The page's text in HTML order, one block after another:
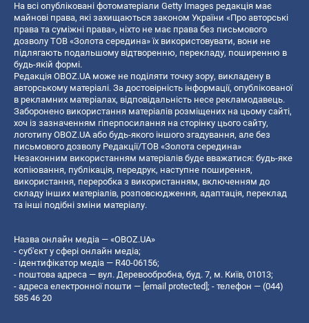
На всі опубліковані фотоматеріали Getty Images редакція має
майнові права, які захищаються законом України «Про авторські
права та суміжні права», ніхто не має права без письмового
дозволу ТОВ «Золота середина» їх використовувати, вони не
підлягають подальшому відтворенню, перекладу, поширенню в
будь-якій формі.
Редакція OBOZ.UA може не поділяти точку зору, викладену в
авторському матеріалі. За достовірність інформації, опублікованої
в рекламних матеріалах, відповідальність несе рекламодавець.
Заборонено використання матеріалів розміщених на цьому сайті,
хоч із зазначенням гіперпосилання на сторінку цього сайту,
логотипу OBOZ.UA або будь-якого іншого згадування, але без
письмового дозволу Редакції/ТОВ «Золота середина»
Незаконним використанням матеріалів буде вважатися: будь-яке
копiювання, публiкацiя, передрук, наступне поширення,
використання, переробка з використанням, включенням до
складу інших матеріалів, розповсюдження, адаптація, переклад
та інші подібні зміни матеріалу.
Назва онлайн медіа — «OBOZ.UA»
- суб'єкт у сфері онлайн медіа;
- ідентифікатор медіа — R40-06156;
- поштова адреса — вул. Деревообробна, буд. 7, м. Київ, 01013;
- адреса електронної пошти — [email protected] ; - телефон — (044)
585 46 20